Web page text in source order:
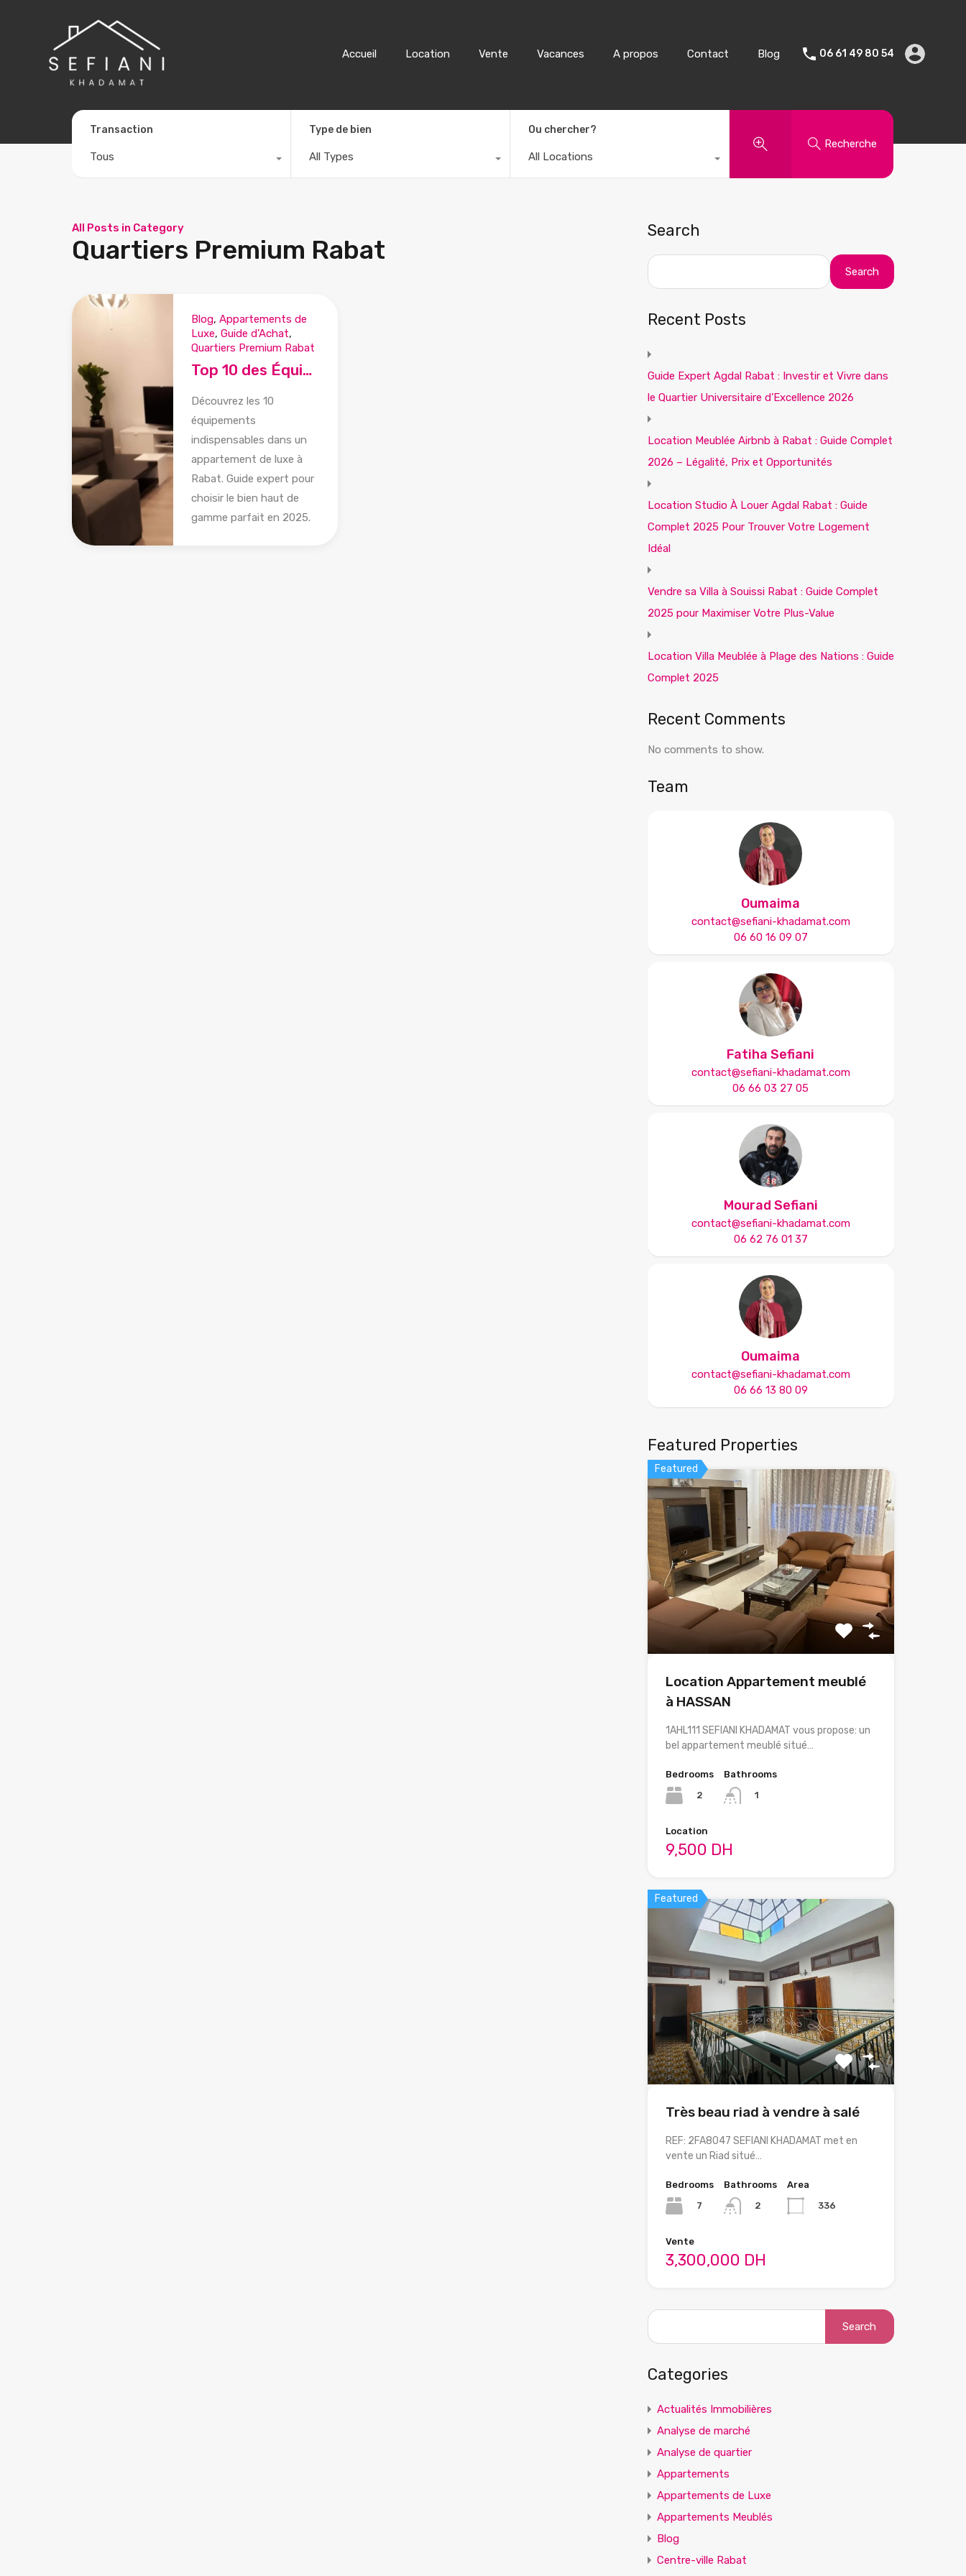
Accueil
Location Vente Vacances A propos Contact Blog 06 61 49 80 54
Transaction
Tous
Type de bien
All Types
Ou chercher?
All Locations
Recherche
All Posts in Category
Quartiers Premium Rabat
Blog, Appartements de
Luxe, Guide d'Achat,
Quartiers Premium Rabat
Top 10 des Équipements à Rechercher dans un Appartement de Luxe à Rabat 2025
Découvrez les 10
équipements
indispensables dans un
appartement de luxe à
Rabat. Guide expert pour
choisir le bien haut de
gamme parfait en 2025.
Search
Search
Recent Posts
Guide Expert Agdal Rabat : Investir et Vivre dans
le Quartier Universitaire d’Excellence 2026
Location Meublée Airbnb à Rabat : Guide Complet
2026 – Légalité, Prix et Opportunités
Location Studio À Louer Agdal Rabat : Guide
Complet 2025 Pour Trouver Votre Logement
Idéal
Vendre sa Villa à Souissi Rabat : Guide Complet
2025 pour Maximiser Votre Plus-Value
Location Villa Meublée à Plage des Nations : Guide
Complet 2025
Recent Comments
No comments to show.
Team
Oumaima
contact@sefiani-khadamat.com
06 60 16 09 07
Fatiha Sefiani
contact@sefiani-khadamat.com
06 66 03 27 05
Mourad Sefiani
contact@sefiani-khadamat.com
06 62 76 01 37
Oumaima
contact@sefiani-khadamat.com
06 66 13 80 09
Featured Properties
Featured
Location Appartement meublé
à HASSAN
1AHL111 SEFIANI KHADAMAT vous propose: un
bel appartement meublé situé…
Bedrooms
2
Bathrooms
1
Location
9,500 DH
Featured
Très beau riad à vendre à salé
REF: 2FA8047 SEFIANI KHADAMAT met en
vente un Riad situé…
Bedrooms
7
Bathrooms
2
Area
336
Vente
3,300,000 DH
Categories
Actualités Immobilières
Analyse de marché
Analyse de quartier
Appartements
Appartements de Luxe
Appartements Meublés
Blog
Centre-ville Rabat